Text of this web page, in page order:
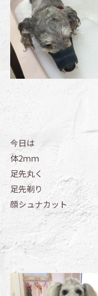
今日は
体2ｍｍ
足先丸く
足先剃り
顔シュナカット